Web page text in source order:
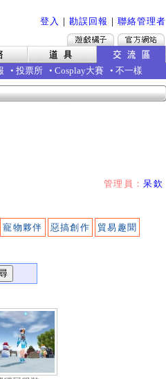
登入 ｜ 勘誤回報 ｜ 聯絡管理者
• 投票所 • Cosplay大賽 • 不一樣
管理員：呆欽
寵物夥伴 惡搞創作
貿易趣聞